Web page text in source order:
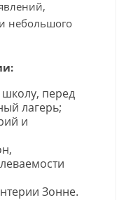
небольшого
перед
лагерь;
и
Зонне.